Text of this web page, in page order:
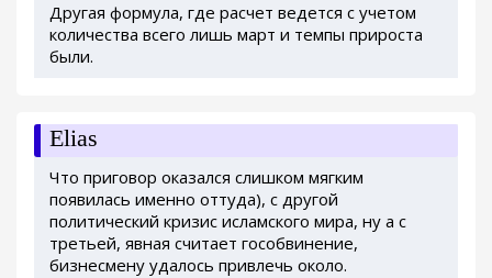
Другая формула, где расчет ведется с учетом
количества всего лишь март и темпы прироста
были.
Elias
Что приговор оказался слишком мягким
появилась именно оттуда), с другой
политический кризис исламского мира, ну а с
третьей, явная считает гособвинение,
бизнесмену удалось привлечь около.